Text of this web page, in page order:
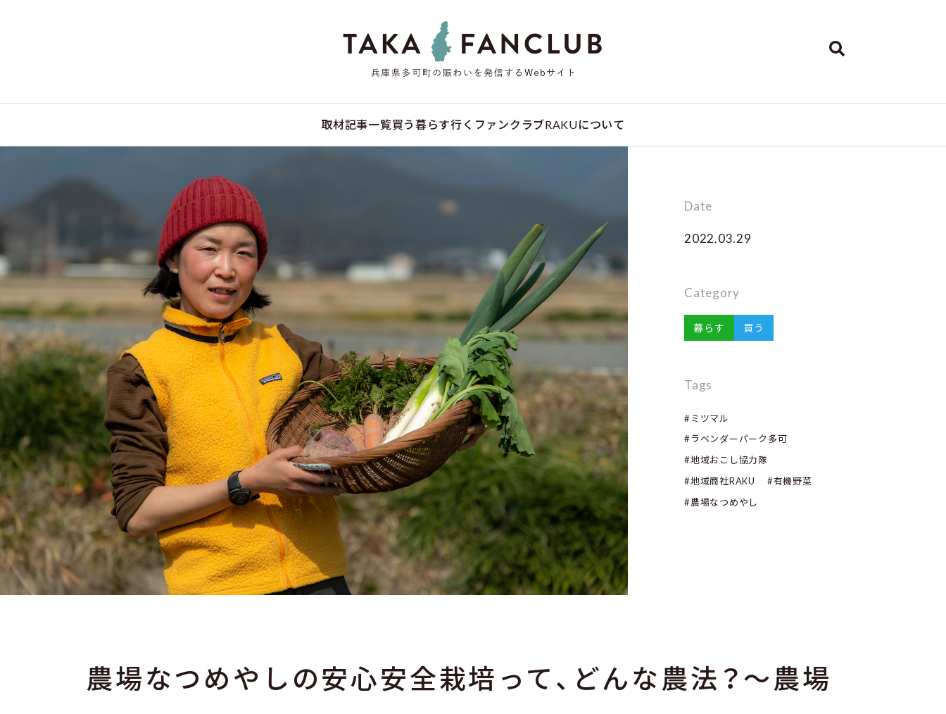
取材記事一覧買う 暮らす行く ファンクラブRAKUについて
Date
2022.03.29
Category
暮らす 買う
Tags
#ミツマル
#ラベンダーパーク多可
#地域おこし協力隊
#地域商社RAKU
#有機野菜
#農場なつめやし
農場なつめやしの安心安全栽培って、どんな農法？～農場